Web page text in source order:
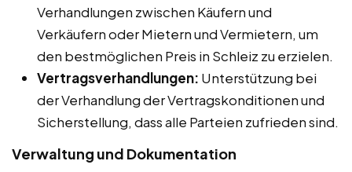
Verhandlungen zwischen Käufern und
Verkäufern oder Mietern und Vermietern, um
den bestmöglichen Preis in Schleiz zu erzielen.
Vertragsverhandlungen: Unterstützung bei
der Verhandlung der Vertragskonditionen und
Sicherstellung, dass alle Parteien zufrieden sind.
Verwaltung und Dokumentation